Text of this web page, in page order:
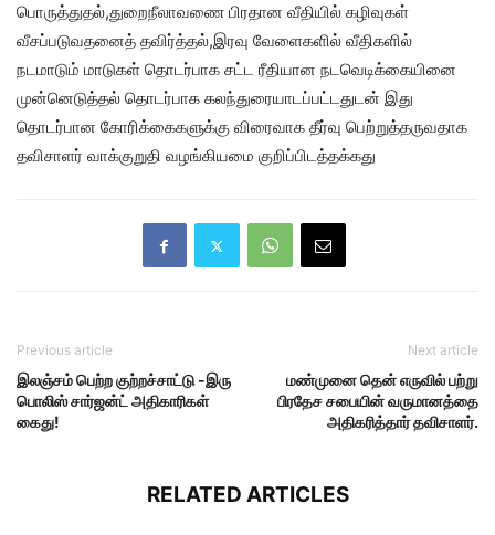
பொருத்துதல்,துறைநீலாவணை பிரதான வீதியில் கழிவுகள்
வீசப்படுவதனைத் தவிர்த்தல்,இரவு வேளைகளில் வீதிகளில்
நடமாடும் மாடுகள் தொடர்பாக சட்ட ரீதியான நடவெடிக்கையினை
முன்னெடுத்தல் தொடர்பாக கலந்துரையாடப்பட்டதுடன் இது
தொடர்பான கோரிக்கைகளுக்கு விரைவாக தீர்வு பெற்றுத்தருவதாக
தவிசாளர் வாக்குறுதி வழங்கியமை குறிப்பிடத்தக்கது
Previous article
இலஞ்சம் பெற்ற குற்றச்சாட்டு -இரு
பொலிஸ் சார்ஜன்ட் அதிகாரிகள்
கைது!
Next article
மண்முனை தென் எருவில் பற்று
பிரதேச சபையின் வருமானத்தை
அதிகரித்தார் தவிசாளர்.
RELATED ARTICLES